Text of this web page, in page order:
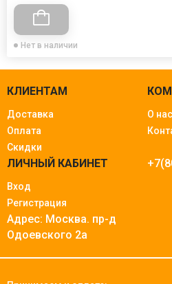
Нет в наличии
КЛИЕНТАМ
Доставка
Оплата
Скидки
О нас
ЛИЧНЫЙ КАБИНЕТ
Вход
Регистрация
Адрес: Москва. пр-д
Одоевского 2а